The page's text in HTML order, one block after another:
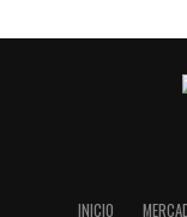
INICIO